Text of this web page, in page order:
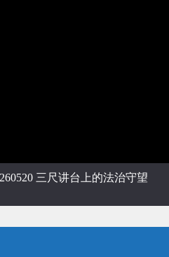
三尺讲台上的法治守望